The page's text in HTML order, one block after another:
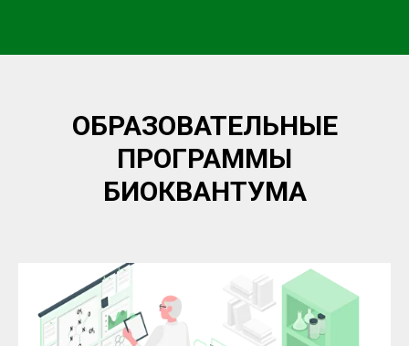
ОБРАЗОВАТЕЛЬНЫЕ
ПРОГРАММЫ
БИОКВАНТУМА